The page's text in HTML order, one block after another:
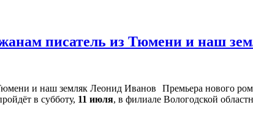
писатель из Тюмени и наш
Премьера нового
в субботу, 11 июля, в филиале Вологодской